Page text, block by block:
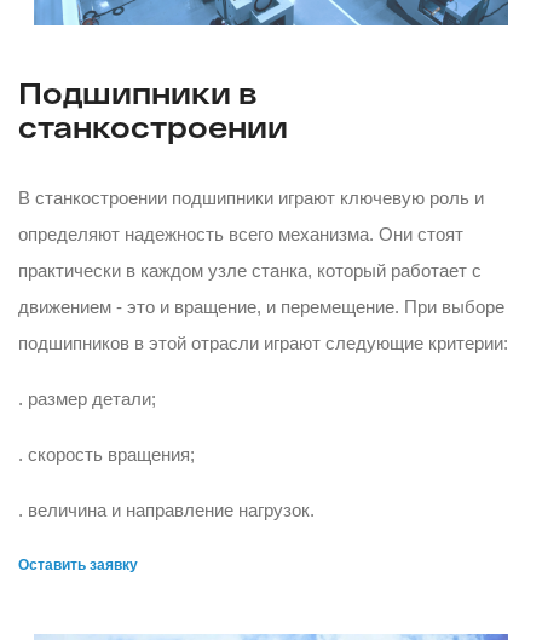
Подшипники в
станкостроении
В станкостроении подшипники играют ключевую роль и
определяют надежность всего механизма. Они стоят
практически в каждом узле станка, который работает с
движением - это и вращение, и перемещение. При выборе
подшипников в этой отрасли играют следующие критерии:
. размер детали;
. скорость вращения;
. величина и направление нагрузок.
Оставить заявку